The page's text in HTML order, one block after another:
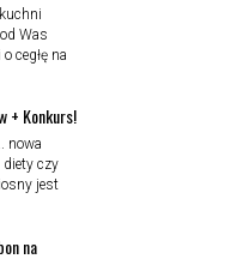
Was
cegłę na
+ Konkurs!
nowa
diety czy
jest
na